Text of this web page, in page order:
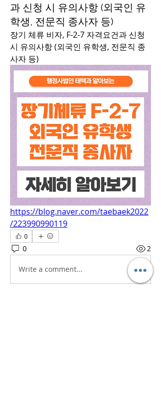
과 신청 시 유의사항 (외국인 유
학생, 전문직 종사자 등)
장기 체류 비자, F-2-7 자격요건과 신청
시 유의사항 (외국인 유학생, 전문직 종
사자 등)
https://blog.naver.com/taebaek2022
/223990990119
0
0 2
Write a comment...